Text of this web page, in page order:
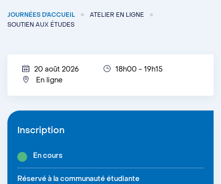
JOURNÉES D'ACCUEIL
ATELIER EN LIGNE
SOUTIEN AUX ÉTUDES
20 août 2026
18h00 - 19h15
En ligne
Inscription
En cours
Réservé à la communauté étudiante